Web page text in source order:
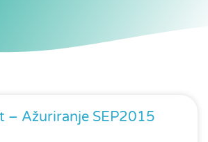
– Ažuriranje SEP2015